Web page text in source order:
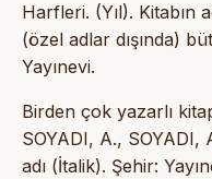
Harfleri. (Yıl). Kitabın
(özel adlar dışında)
Yayınevi.
Birden çok yazarlı
SOYADI, A., SOYADI,
adı (İtalik). Şehir: